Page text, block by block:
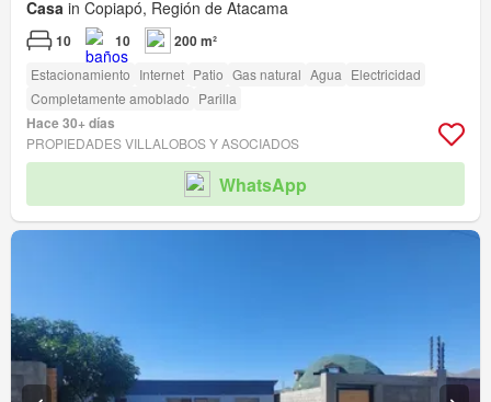
Casa in Copiapó, Región de Atacama
10 10 200 m²
Estacionamiento Internet Patio Gas natural Agua Electricidad
Completamente amoblado Parilla
Hace 30+ días
PROPIEDADES VILLALOBOS Y ASOCIADOS
WhatsApp